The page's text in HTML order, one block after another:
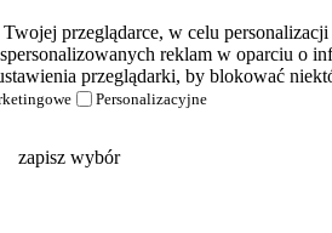
przeglądarce, w celu
reklam w oparciu o
przeglądarki, by blokować
Personalizacyjne
zapisz wybór